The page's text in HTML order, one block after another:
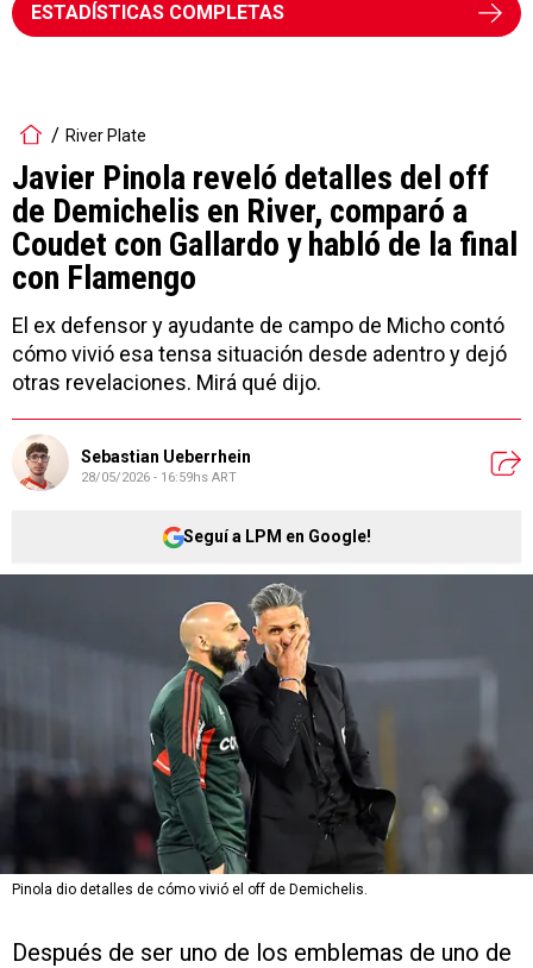
ESTADÍSTICAS COMPLETAS
River Plate
Javier Pinola reveló detalles del off
de Demichelis en River, comparó a
Coudet con Gallardo y habló de la final
con Flamengo
El ex defensor y ayudante de campo de Micho contó
cómo vivió esa tensa situación desde adentro y dejó
otras revelaciones. Mirá qué dijo.
Sebastian Ueberrhein
28/05/2026 - 16:59hs ART
Seguí a LPM en Google!
Pinola dio detalles de cómo vivió el off de Demichelis.
Después de ser uno de los emblemas de uno de